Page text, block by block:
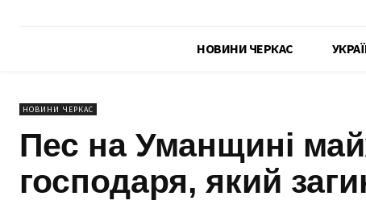
НОВИНИ ЧЕРКАС
НОВИНИ ЧЕРКАС
Пес на Уманщині
господаря, який